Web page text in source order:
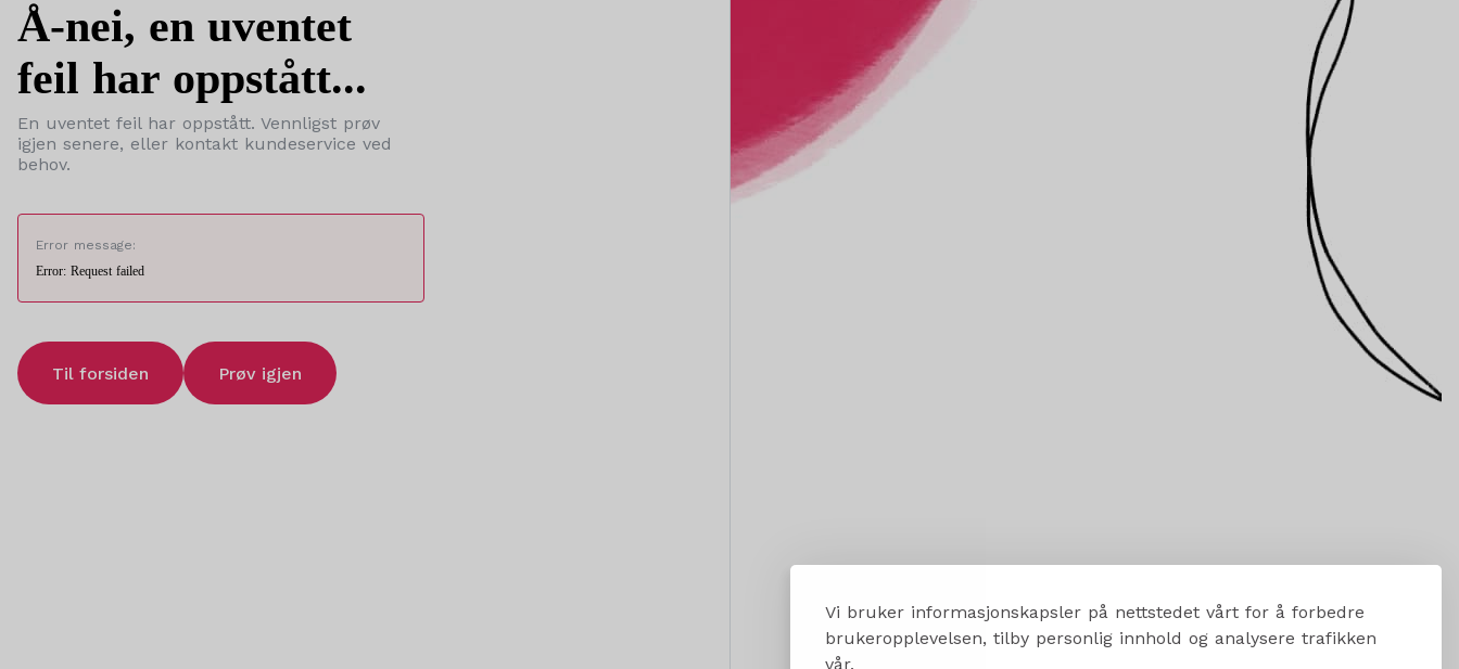
Vi bruker informasjonskapsler på nettstedet vårt for å forbedre
brukeropplevelsen, tilby personlig innhold og analysere trafikken
vår.
Å-nei, en uventet
feil har oppstått...
En uventet feil har oppstått. Vennligst prøv
igjen senere, eller kontakt kundeservice ved
behov.
Error message:
Error: Request failed
Til forsiden Prøv igjen